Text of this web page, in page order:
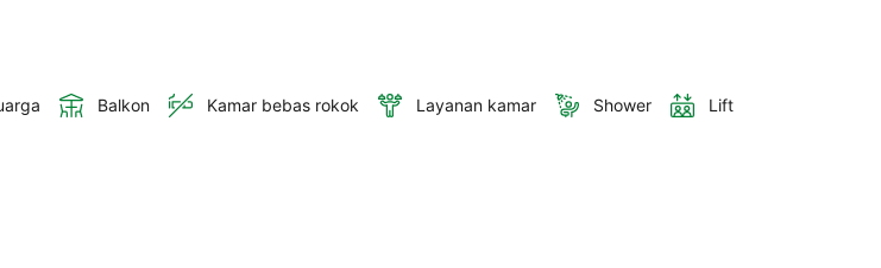
Balkon Kamar bebas rokok Layanan kamar Shower Lift